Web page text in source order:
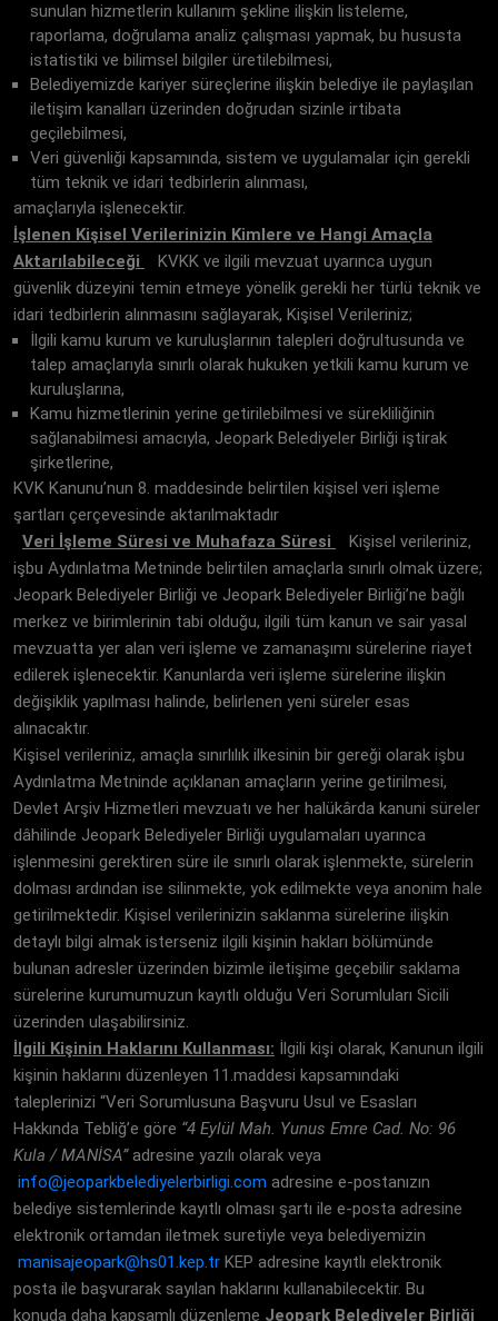
sunulan hizmetlerin kullanım şekline ilişkin listeleme,
raporlama, doğrulama analiz çalışması yapmak, bu hususta
istatistiki ve bilimsel bilgiler üretilebilmesi,
Belediyemizde kariyer süreçlerine ilişkin belediye ile paylaşılan
iletişim kanalları üzerinden doğrudan sizinle irtibata
geçilebilmesi,
Veri güvenliği kapsamında, sistem ve uygulamalar için gerekli
tüm teknik ve idari tedbirlerin alınması,
amaçlarıyla işlenecektir.
İşlenen Kişisel Verilerinizin Kimlere ve Hangi Amaçla
Aktarılabileceği
KVKK ve ilgili mevzuat uyarınca uygun
güvenlik düzeyini temin etmeye yönelik gerekli her türlü teknik ve
idari tedbirlerin alınmasını sağlayarak, Kişisel Verileriniz;
İlgili kamu kurum ve kuruluşlarının talepleri doğrultusunda ve
talep amaçlarıyla sınırlı olarak hukuken yetkili kamu kurum ve
kuruluşlarına,
Kamu hizmetlerinin yerine getirilebilmesi ve sürekliliğinin
sağlanabilmesi amacıyla, Jeopark Belediyeler Birliği iştirak
şirketlerine,
KVK Kanunu’nun 8. maddesinde belirtilen kişisel veri işleme
şartları çerçevesinde aktarılmaktadır
Veri İşleme Süresi ve Muhafaza Süresi
Kişisel verileriniz,
işbu Aydınlatma Metninde belirtilen amaçlarla sınırlı olmak üzere;
Jeopark Belediyeler Birliği ve Jeopark Belediyeler Birliği’ne bağlı
merkez ve birimlerinin tabi olduğu, ilgili tüm kanun ve sair yasal
mevzuatta yer alan veri işleme ve zamanaşımı sürelerine riayet
edilerek işlenecektir. Kanunlarda veri işleme sürelerine ilişkin
değişiklik yapılması halinde, belirlenen yeni süreler esas
alınacaktır.
Kişisel verileriniz, amaçla sınırlılık ilkesinin bir gereği olarak işbu
Aydınlatma Metninde açıklanan amaçların yerine getirilmesi,
Devlet Arşiv Hizmetleri mevzuatı ve her halükârda kanuni süreler
dâhilinde Jeopark Belediyeler Birliği uygulamaları uyarınca
işlenmesini gerektiren süre ile sınırlı olarak işlenmekte, sürelerin
dolması ardından ise silinmekte, yok edilmekte veya anonim hale
getirilmektedir. Kişisel verilerinizin saklanma sürelerine ilişkin
detaylı bilgi almak isterseniz ilgili kişinin hakları bölümünde
bulunan adresler üzerinden bizimle iletişime geçebilir saklama
sürelerine kurumumuzun kayıtlı olduğu Veri Sorumluları Sicili
üzerinden ulaşabilirsiniz.
İlgili Kişinin Haklarını Kullanması: İlgili kişi olarak, Kanunun ilgili
kişinin haklarını düzenleyen 11.maddesi kapsamındaki
taleplerinizi “Veri Sorumlusuna Başvuru Usul ve Esasları
Hakkında Tebliğ’e göre “4 Eylül Mah. Yunus Emre Cad. No: 96
Kula / MANİSA”adresine yazılı olarak veya
info@jeoparkbelediyelerbirligi.com adresine e-postanızın
belediye sistemlerinde kayıtlı olması şartı ile e-posta adresine
elektronik ortamdan iletmek suretiyle veya belediyemizin
manisajeopark@hs01.kep.tr KEP adresine kayıtlı elektronik
posta ile başvurarak sayılan haklarını kullanabilecektir. Bu
konuda daha kapsamlı düzenleme Jeopark Belediyeler Birliği